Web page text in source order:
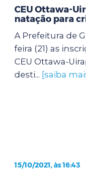
CEU Ottawa-
natação para
A Prefeitura de
feira (21) as
CEU Ottawa-
desti... [saiba
15/10/2021, às 16:43